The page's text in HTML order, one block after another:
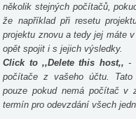
několik stejných počítačů,
že například při resetu
projektu znovu a tedy jej máte
opět spojit i s jejich výsledky.
Click to ,,Delete this host,, -
počítače z vašeho účtu.
pouze pokud nemá počítač v
termín pro odevzdání všech